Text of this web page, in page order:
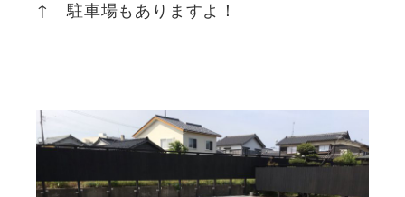
↑ 駐車場もありますよ！